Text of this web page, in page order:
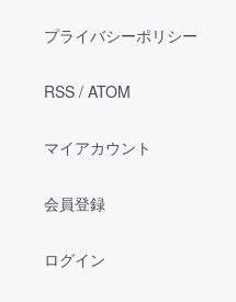
プライバシーポリシー
RSS / ATOM
マイアカウント
会員登録
ログイン